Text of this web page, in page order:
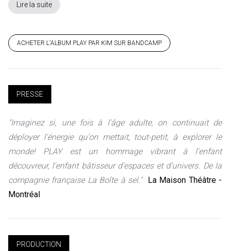
Lire la suite
ACHETER L'ALBUM PLAY PAR KIM SUR BANDCAMP
PRESSE
"Imaginez si, une fois à l'âge adulte, on continuait de
déployer l'énergie qu'on mettait, tout-petit, à explorer le
monde! PLAY est un hommage vibrant à l'enfant
découvreur, l'enfant bâtisseur d'espaces et d'univers. De la
compagnie française La Boîte à sel." La Maison Théâtre -
Montréal
PRODUCTION